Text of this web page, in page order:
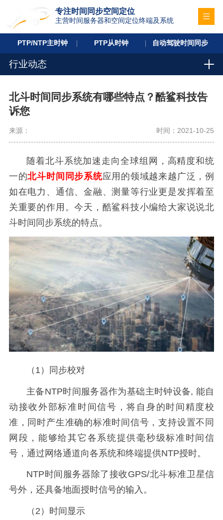
专注时间同步空间定位
主营时间服务器和空间定位终端及系统
PTP/NTP主时钟 PTP从时钟 自动驾驶时间同步
行业动态
北斗时间同步系统有哪些特点？酷鲨科技告
诉您
来源： 时间：2021-10-25
随着北斗系统加速走向全球组网，高精度和统
一的北斗时间同步系统应用的领域越来越广泛，例
如在电力、通信、金融、测量等行业更是发挥着至
关重要的作用。今天，酷鲨科技小编给大家说说北
斗时间同步系统的特点。
（1）同步校对
主备NTP时间服务器作为基础主时钟设备, 能自
动接收外部标准时间信号，将自身的时间精度校
准，同时产生准确的标准时间信号，支持设置不同
网段，能够给其它各系统提供毫秒级标准时间信
号，通过网络通道向各系统和终端提供NTP授时。
NTP时间服务器除了接收GPS/北斗标准卫星信
号外，还具备地面授时信号的输入。
（2）时间显示